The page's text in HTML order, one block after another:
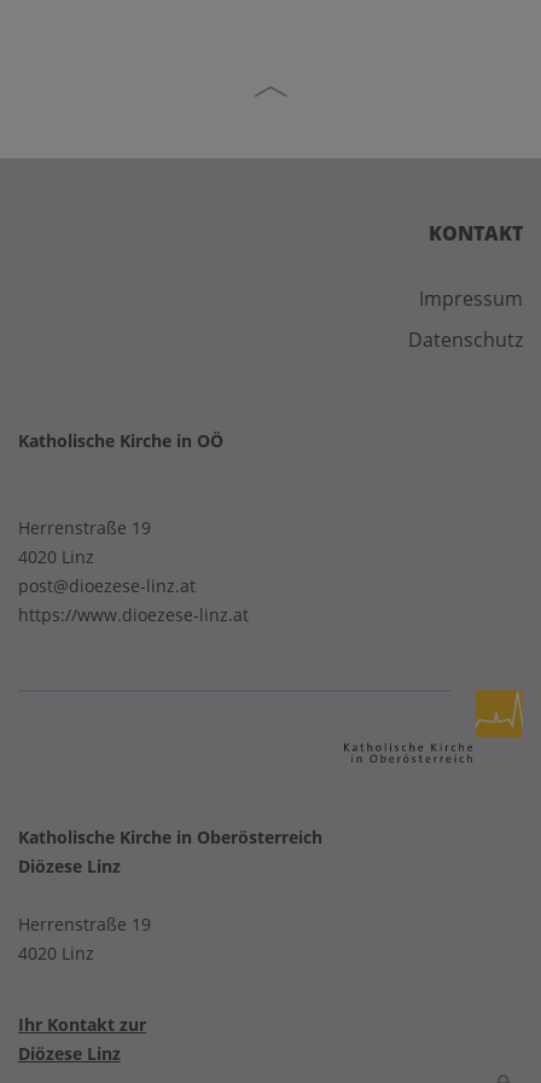
KONTAKT
Impressum
Datenschutz
Katholische Kirche in OÖ
Herrenstraße 19
4020 Linz
post@dioezese-linz.at
https://www.dioezese-linz.at
Katholische Kirche in Oberösterreich
Diözese Linz
Herrenstraße 19
4020 Linz
Ihr Kontakt zur
Diözese Linz